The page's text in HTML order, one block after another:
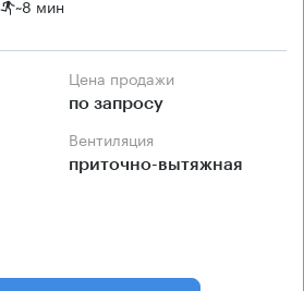
~8 мин
Цена продажи
по запросу
Вентиляция
приточно-вытяжная